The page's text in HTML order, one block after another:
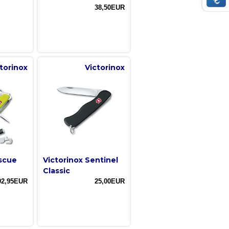
38,50EUR
Victorinox
Victorinox Sentinel
Classic
25,00EUR